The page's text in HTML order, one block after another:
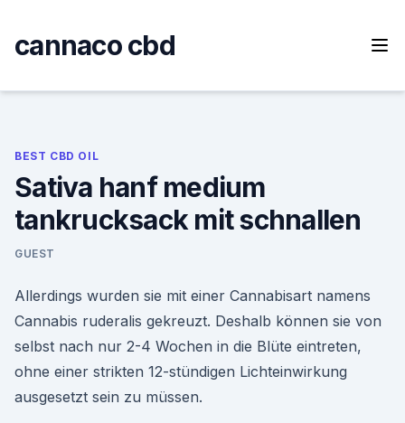
content
cannaco cbd
BEST CBD OIL
Sativa hanf medium
tankrucksack mit schnallen
GUEST
Allerdings wurden sie mit einer Cannabisart namens
Cannabis ruderalis gekreuzt. Deshalb können sie von
selbst nach nur 2-4 Wochen in die Blüte eintreten,
ohne einer strikten 12-stündigen Lichteinwirkung
ausgesetzt sein zu müssen.